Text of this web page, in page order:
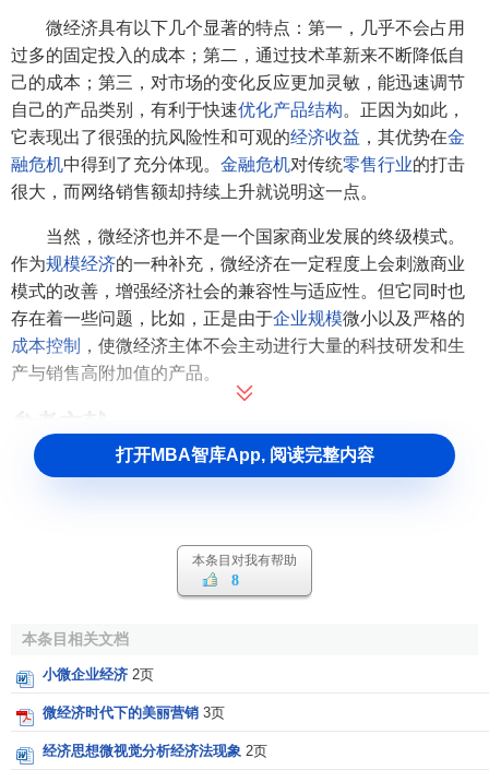
微经济具有以下几个显著的特点：第一，几乎不会占用
过多的固定投入的成本；第二，通过技术革新来不断降低自
己的成本；第三，对市场的变化反应更加灵敏，能迅速调节
自己的产品类别，有利于快速优化产品结构。正因为如此，
它表现出了很强的抗风险性和可观的经济收益 ，其优势在金
融危机中得到了充分体现。 金融危机对传统零售行业的打击
很大，而网络销售额却持续上升就说明这一点。
当然，微经济也并不是一个国家商业发展的终级模式。
作为规模经济的一种补充，微经济在一定程度上会刺激商业
模式的改善，增强经济社会的兼容性与适应性。但它同时也
存在着一些问题，比如，正是由于企业规模微小以及严格的
成本控制 ，使微经济主体不会主动进行大量的科技研发和生
产与销售高附加值的产品。
↑微经济[J].《中国海关》 2010年12期
打开MBA智库App, 阅读完整内容
本条目对我有帮助
8
本条目相关文档
小微企业经济 2页
微经济时代下的美丽营销 3页
经济思想微视觉分析经济法现象 2页